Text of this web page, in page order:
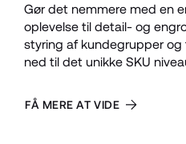
Gør det nemmere med en
oplevelse til detail- og
styring af kundegrupper
ned til det unikke SKU
FÅ MERE AT VIDE